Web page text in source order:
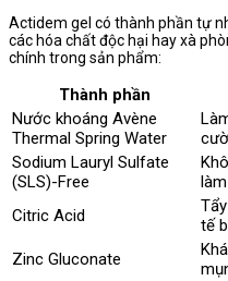
Actidem gel có thành phần tự
các hóa chất độc hại hay xà
chính trong sản phẩm:
Thành phần
Nước khoáng Avène
Thermal Spring Water
Sodium Lauryl Sulfate
(SLS)-Free
Citric Acid
tế
Zinc Gluconate